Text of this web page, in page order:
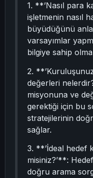
1. **’Nasıl para
işletmenin nasıl
büyüdüğünü
varsayımlar
bilgiye sahip
2.
değerleri
misyonuna ve
gerektiği için bu
stratejilerinin
sağlar.
3. **’İdeal hedef
misiniz?’**:
doğru arama